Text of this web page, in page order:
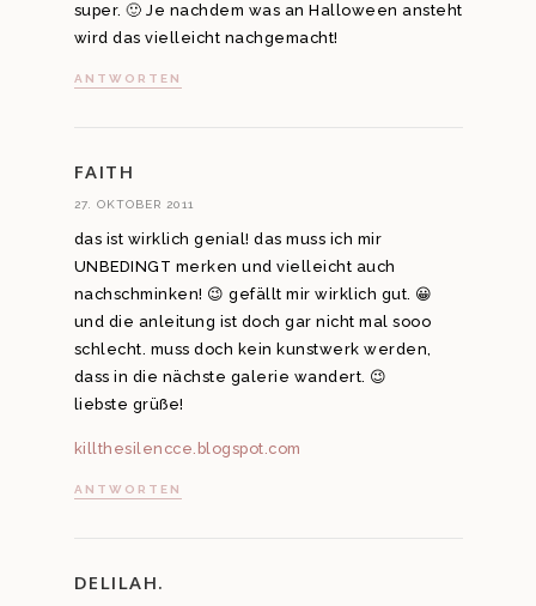
super. 🙂 Je nachdem was an Halloween ansteht
wird das vielleicht nachgemacht!
ANTWORTEN
FAITH
27. OKTOBER 2011
das ist wirklich genial! das muss ich mir
UNBEDINGT merken und vielleicht auch
nachschminken! 😉 gefällt mir wirklich gut. 😀
und die anleitung ist doch gar nicht mal sooo
schlecht. muss doch kein kunstwerk werden,
dass in die nächste galerie wandert. 😉
liebste grüße!
killthesilencce.blogspot.com
ANTWORTEN
DELILAH.